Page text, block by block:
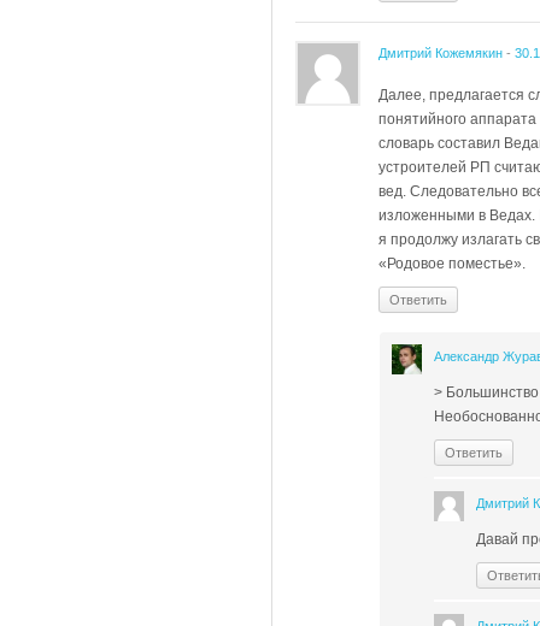
Дмитрий Кожемякин -
Далее, предлагается
понятийного
словарь составил
устроителей РП
вед. Следовательно
изложенными в Ведах.
я продолжу излагать
«Родовое поместье».
Ответить
Александр
>
Ответить
Дмитрий
Давай